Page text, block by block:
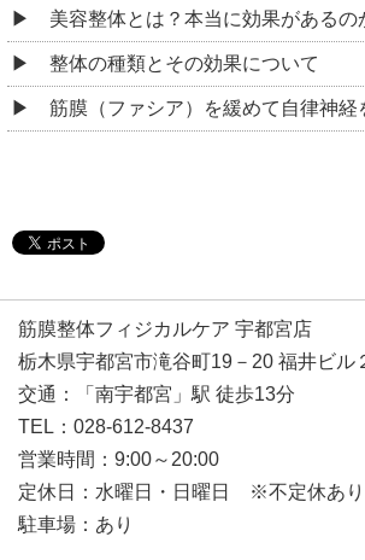
美容整体とは？本当に効果があるの
整体の種類とその効果について
筋膜（ファシア）を緩めて自律神経
筋膜整体フィジカルケア 宇都宮店
栃木県宇都宮市滝谷町19－20 福井ビル
交通：「南宇都宮」駅 徒歩13分
TEL：028-612-8437
営業時間：9:00～20:00
定休日：水曜日・日曜日 ※不定休あり
駐車場：あり